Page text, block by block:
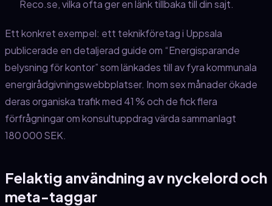
Reco.se, vilka ofta ger en länk tillbaka till din sajt.
Ett konkret exempel: ett teknikföretag i Uppsala
publicerade en detaljerad guide om “Energisparande
belysning för kontor” som länkades till av fyra kommunala
energirådgivningswebbplatser. Inom sex månader ökade
deras organiska trafik med 41 % och de fick flera
förfrågningar om konsultuppdrag värda sammanlagt
180 000 SEK.
Felaktig användning av nyckelord och
meta-taggar